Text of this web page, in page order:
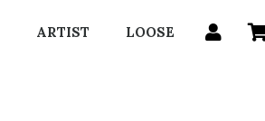
ARTIST LOOSE